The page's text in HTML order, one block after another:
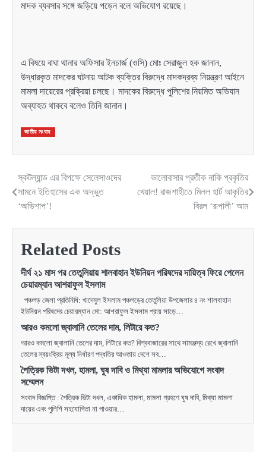
মাদক ব্যবসার সঙ্গে জড়িয়ে পড়েন বলে অভিযোগ রয়েছে।
এ বিষয়ে বাঘা থানার অফিসার ইনচার্জ (ওসি) মোঃ সেরাজুল হক জানান,
উদ্ধারকৃত মাদকের ঘটনায় আটক ব্যক্তির বিরুদ্ধে মাদকদ্রব্য নিয়ন্ত্রণ আইনে
মামলা দায়েরের প্রক্রিয়া চলছে। মাদকের বিরুদ্ধে পুলিশের নিয়মিত অভিযান
অব্যাহত থাকবে বলেও তিনি জানান।
জাতীয় সংবাদ
Post
navigation
স্কটল্যান্ড এর বিপক্ষে সেলেসাওদের
সামনে ইতিহাসের এক অদ্ভুত
‘অভিশাপ’!
ভালোবাসার প্রতীক নাকি প্রকৃতির
খেয়াল! রাজশাহীতে মিলল হার্ট আকৃতির
বিরল ‘রূপালী’ আম
Related Posts
দীর্ঘ ২১ মাস পর তেতুলিয়ায় শালবাহান ইউনিয়ন পরিষদের দায়িত্ব ফিরে পেলেন
চেয়ারম্যান আশরাফুল ইসলাম
পঞ্চগড় জেলা প্রতিনিধি: খাদেমুল ইসলাম পঞ্চগড়ের তেতুলিয়া উপজেলার ৪ নং শালবাহান
ইউনিয়ন পরিষদের চেয়ারম্যান মো: আশরাফুল ইসলাম প্রায় সাড়ে…
আরও কমলো জ্বালানি তেলের দাম, লিটারে কত?
আরও কমলো জ্বালানি তেলের দাম, লিটারে কত? বিশ্ববাজারের সাথে সামঞ্জস্য রেখে জ্বালানি
তেলের স্বয়ংক্রিয় মূল্য নির্ধারণ পদ্ধতির আওতায় দেশে সব…
পৈত্রিক ভিটা দখল, হামলা, ঘুষ দাবি ও মিথ্যা মামলার অভিযোগে সংবাদ
সম্মেলন
সংবাদ বিজ্ঞপ্তি : পৈত্রিক ভিটা দখল, একাধিক হামলা, মামলা গ্রহণে ঘুষ দাবি, মিথ্যা মামলা
দায়ের এবং পুলিশি সহযোগিতা না পাওয়ার…